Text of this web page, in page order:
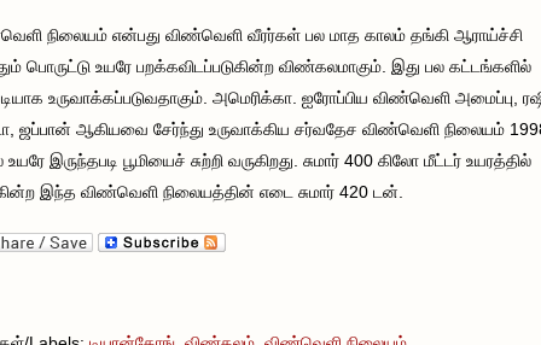
நிலையம் என்பது விண்வெளி வீரர்கள் பல மாத காலம் தங்கி ஆராய்ச்சி
பொருட்டு உயரே பறக்கவிடப்படுகின்ற விண்கலமாகும். இது பல கட்டங்களில்
உருவாக்கப்படுவதாகும். அமெரிக்கா. ஐரோப்பிய விண்வெளி அமைப்பு,
ஜப்பான் ஆகியவை சேர்ந்து உருவாக்கிய சர்வதேச விண்வெளி நிலையம்
உயரே இருந்தபடி பூமியைச் சுற்றி வருகிறது. சுமார் 400 கிலோ மீட்டர் உயரத்தில்
இந்த விண்வெளி நிலையத்தின் எடை சுமார் 420 டன்.